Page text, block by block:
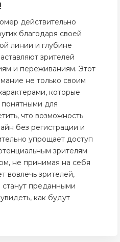
действительно
благодаря своей
линии и глубине
зрителей
и переживаниям. Этот
не только своим
которые
понятными для
что возможность
без регистрации и
упрощает доступ
зрителям
не принимая на себя
вовлечь зрителей,
преданными
как будут